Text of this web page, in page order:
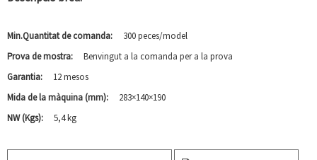
Min.Quantitat de comanda:
300 peces/model
Prova de mostra:
Benvingut a la comanda per a la prova
Garantia:
12 mesos
Mida de la màquina (mm):
283×140×190
NW (Kgs):
5,4 kg